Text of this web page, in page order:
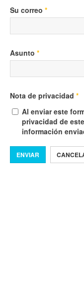
Su correo *
Asunto *
Nota de privacidad *
Al enviar este
privacidad de
información
ENVIAR